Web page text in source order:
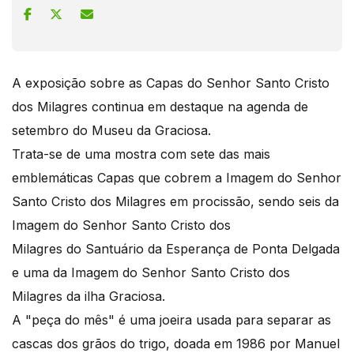
A exposição sobre as Capas do Senhor Santo Cristo
dos Milagres continua em destaque na agenda de
setembro do Museu da Graciosa.
Trata-se de uma mostra com sete das mais
emblemáticas Capas que cobrem a Imagem do Senhor
Santo Cristo dos Milagres em procissão, sendo seis da
Imagem do Senhor Santo Cristo dos
Milagres do Santuário da Esperança de Ponta Delgada
e uma da Imagem do Senhor Santo Cristo dos
Milagres da ilha Graciosa.
A "peça do mês" é uma joeira usada para separar as
cascas dos grãos do trigo, doada em 1986 por Manuel